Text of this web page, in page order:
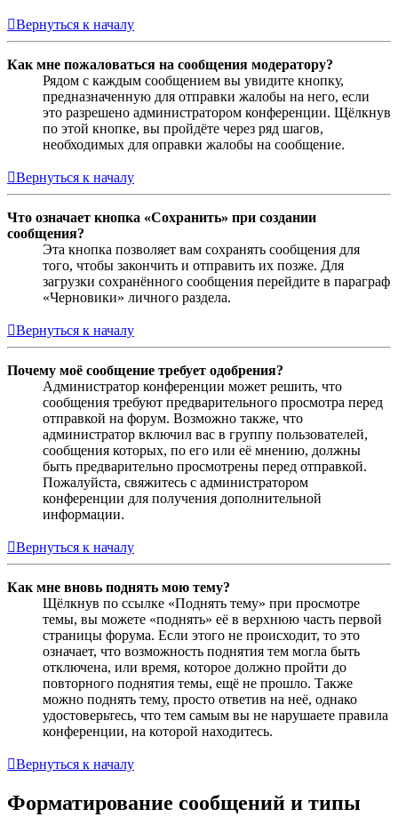
Вернуться к началу
Как мне пожаловаться на сообщения модератору?
Рядом с каждым сообщением вы увидите кнопку,
предназначенную для отправки жалобы на него, если
это разрешено администратором конференции. Щёлкнув
по этой кнопке, вы пройдёте через ряд шагов,
необходимых для оправки жалобы на сообщение.
Вернуться к началу
Что означает кнопка «Сохранить» при создании
сообщения?
Эта кнопка позволяет вам сохранять сообщения для
того, чтобы закончить и отправить их позже. Для
загрузки сохранённого сообщения перейдите в параграф
«Черновики» личного раздела.
Вернуться к началу
Почему моё сообщение требует одобрения?
Администратор конференции может решить, что
сообщения требуют предварительного просмотра перед
отправкой на форум. Возможно также, что
администратор включил вас в группу пользователей,
сообщения которых, по его или её мнению, должны
быть предварительно просмотрены перед отправкой.
Пожалуйста, свяжитесь с администратором
конференции для получения дополнительной
информации.
Вернуться к началу
Как мне вновь поднять мою тему?
Щёлкнув по ссылке «Поднять тему» при просмотре
темы, вы можете «поднять» её в верхнюю часть первой
страницы форума. Если этого не происходит, то это
означает, что возможность поднятия тем могла быть
отключена, или время, которое должно пройти до
повторного поднятия темы, ещё не прошло. Также
можно поднять тему, просто ответив на неё, однако
удостоверьтесь, что тем самым вы не нарушаете правила
конференции, на которой находитесь.
Вернуться к началу
Форматирование сообщений и типы